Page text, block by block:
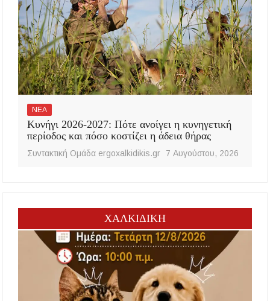
ΝΕΑ
Κυνήγι 2026-2027: Πότε ανοίγει η κυνηγετική
περίοδος και πόσο κοστίζει η άδεια θήρας
Συντακτική Ομάδα ergoxalkidikis.gr 7 Αυγούστου, 2026
ΧΑΛΚΙΔΙΚΗ